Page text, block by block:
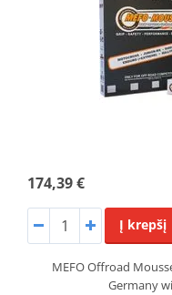
174,39 €
Į krepšį
MEFO Offroad
Germany